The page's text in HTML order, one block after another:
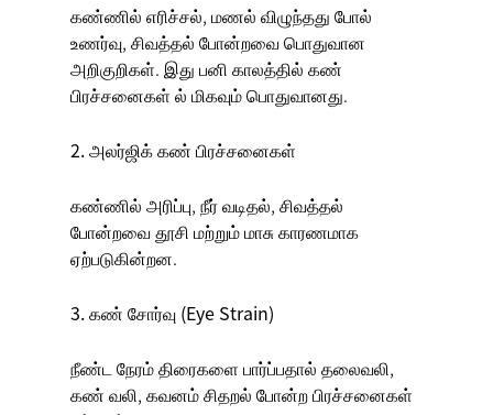
கண்ணில் எரிச்சல், மணல் விழுந்தது போல்
உணர்வு, சிவத்தல் போன்றவை பொதுவான
அறிகுறிகள். இது பனி காலத்தில் கண்
பிரச்சனைகள் ல் மிகவும் பொதுவானது.
2. அலர்ஜிக் கண் பிரச்சனைகள்
கண்ணில் அரிப்பு, நீர் வடிதல், சிவத்தல்
போன்றவை தூசி மற்றும் மாசு காரணமாக
ஏற்படுகின்றன.
3. கண் சோர்வு (Eye Strain)
நீண்ட நேரம் திரைகளை பார்ப்பதால் தலைவலி,
கண் வலி, கவனம் சிதறல் போன்ற பிரச்சனைகள்